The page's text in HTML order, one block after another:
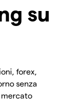
su
forex,
senza
mercato